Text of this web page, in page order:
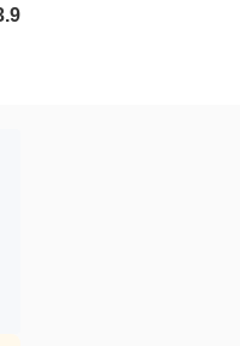
月~2003年9月（1）